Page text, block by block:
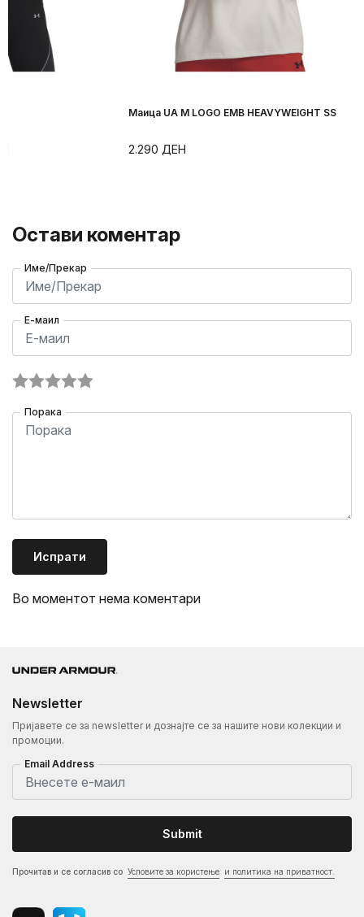
Маица UA M LOGO EMB HEAVYWEIGHT SS
2.290 ДЕН
Остави коментар
Име/Прекар
Е-маил
Порака
Испрати
Во моментот нема коментари
Newsletter
Пријавете се за newsletter и дознајте се за нашите нови колекции и
промоции.
Email Address
Submit
Прочитав и се согласив со Условите за користење и политика на приватност.